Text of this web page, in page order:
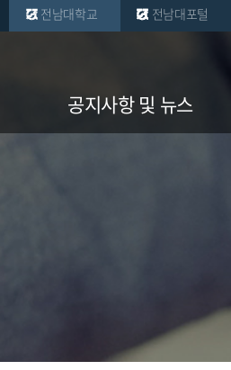
전남대학교 전남대포털
공지사항 및 뉴스
자료실